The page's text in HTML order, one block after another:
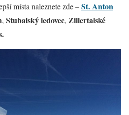
místa naleznete zde –St. Anton
, Stubaiský ledovec, Zillertalské